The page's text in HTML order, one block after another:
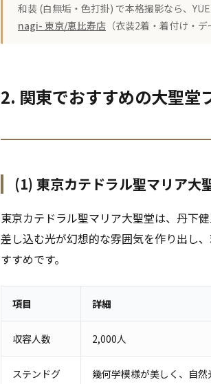
和装 (白無垢・色打掛) で本格撮影なら、
nagi- 東京/恵比寿店 （衣装2着・着付け・
2. 関東でおすすめの大聖堂
(1) 東京カテドラル聖マリア大
東京カテドラル聖マリア大聖堂は、丹下
差し込む光が幻想的な雰囲気を作り出し
すすめです。
項目 詳細
収容人数 2,000人
ステンドグ
幾何学模様が美しく、自